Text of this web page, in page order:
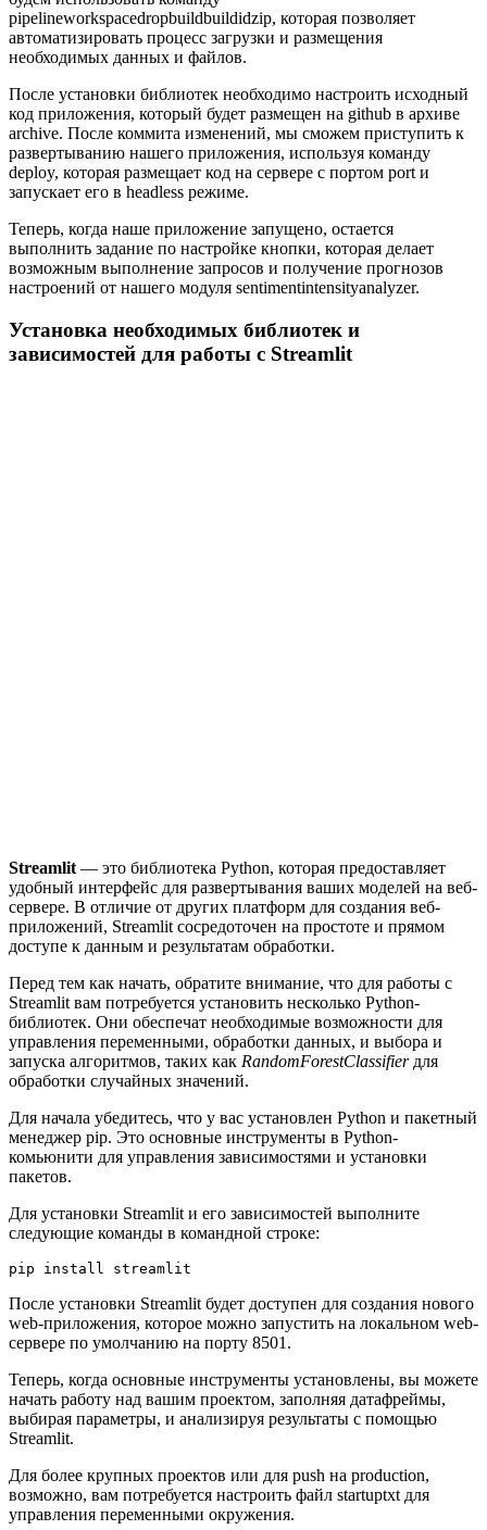
pipelineworkspacedropbuildbuildidzip, которая позволяет
автоматизировать процесс загрузки и размещения
необходимых данных и файлов.
После установки библиотек необходимо настроить исходный
код приложения, который будет размещен на github в архиве
archive. После коммита изменений, мы сможем приступить к
развертыванию нашего приложения, используя команду
deploy, которая размещает код на сервере с портом port и
запускает его в headless режиме.
Теперь, когда наше приложение запущено, остается
выполнить задание по настройке кнопки, которая делает
возможным выполнение запросов и получение прогнозов
настроений от нашего модуля sentimentintensityanalyzer.
Установка необходимых библиотек и
зависимостей для работы с Streamlit
Streamlit — это библиотека Python, которая предоставляет
удобный интерфейс для развертывания ваших моделей на веб-
сервере. В отличие от других платформ для создания веб-
приложений, Streamlit сосредоточен на простоте и прямом
доступе к данным и результатам обработки.
Перед тем как начать, обратите внимание, что для работы с
Streamlit вам потребуется установить несколько Python-
библиотек. Они обеспечат необходимые возможности для
управления переменными, обработки данных, и выбора и
запуска алгоритмов, таких как RandomForestClassifierдля
обработки случайных значений.
Для начала убедитесь, что у вас установлен Python и пакетный
менеджер pip. Это основные инструменты в Python-
комьюнити для управления зависимостями и установки
пакетов.
Для установки Streamlit и его зависимостей выполните
следующие команды в командной строке:
После установки Streamlit будет доступен для создания нового
web-приложения, которое можно запустить на локальном web-
сервере по умолчанию на порту 8501.
Теперь, когда основные инструменты установлены, вы можете
начать работу над вашим проектом, заполняя датафреймы,
выбирая параметры, и анализируя результаты с помощью
Streamlit.
Для более крупных проектов или для push на production,
возможно, вам потребуется настроить файл startuptxt для
управления переменными окружения.